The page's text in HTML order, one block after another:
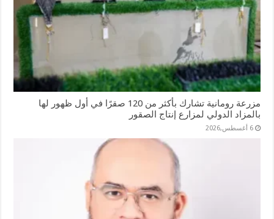
مزرعة رومانية تشارك بأكثر من 120 صقرًا في أول ظهور لها
بالمزاد الدولي لمزارع إنتاج الصقور
6 أغسطس,2026